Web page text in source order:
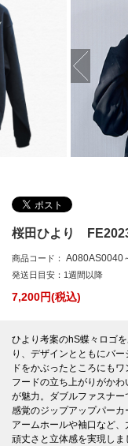
桜田ひより
商品コード： A080AS0040
発送日目安：1週間以降
7,200円(税込)
ひより考案のhS蝶々ロゴ
り、デザインとともにバ
ドをかぶったところにも
フードの立ち上がりがか
が魅力。ダブルファスナ
感覚のジップアップパーカ
アームホールや袖口など、
頑丈さと立体感を実現しま